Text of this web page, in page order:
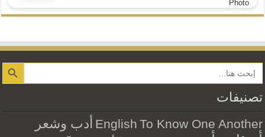
Search Button
تصنيفات
English To Know One Another أدب وشعر